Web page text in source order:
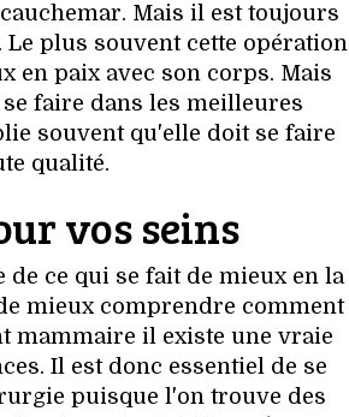
Mais il est toujours
plus souvent cette opération
en paix avec son corps. Mais
faire dans les meilleures
souvent qu'elle doit se faire
qualité.
vos seins
ce qui se fait de mieux en la
mieux comprendre comment
mammaire il existe une vraie
Il est donc essentiel de se
puisque l'on trouve des